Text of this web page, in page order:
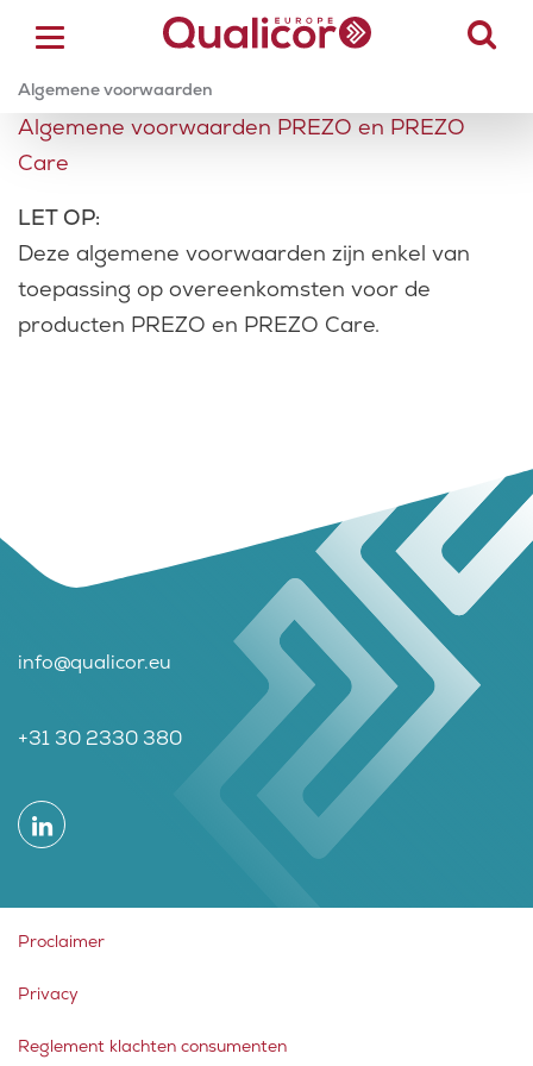
ACCREDITATIE
CERTIFICERING
ACADEMY
ZORGSECTOREN
Agenda
Werken bij
Algemene voorwaarden
Algemene voorwaarden PREZO en PREZO
Care
LET OP:
Deze algemene voorwaarden zijn enkel van
toepassing op overeenkomsten voor de
producten PREZO en PREZO Care.
info@qualicor.eu
+31 30 2330 380
Proclaimer
Privacy
Reglement klachten consumenten